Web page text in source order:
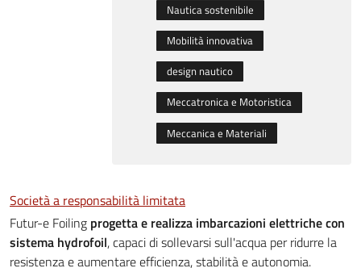
Nautica sostenibile
Mobilità innovativa
design nautico
Meccatronica e Motoristica
Meccanica e Materiali
Società a responsabilità limitata
Futur-e Foiling progetta e realizza imbarcazioni elettriche con
sistema hydrofoil, capaci di sollevarsi sull'acqua per ridurre la
resistenza e aumentare efficienza, stabilità e autonomia.